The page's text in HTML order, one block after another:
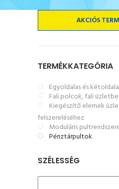
AKCIÓS
TERMÉKKATEGÓRIA
Egyoldalas és
Fali polcok, fali
Kiegészítő elemek
felszereléséhez
Moduláris
Pénztárpultok
SZÉLESSÉG